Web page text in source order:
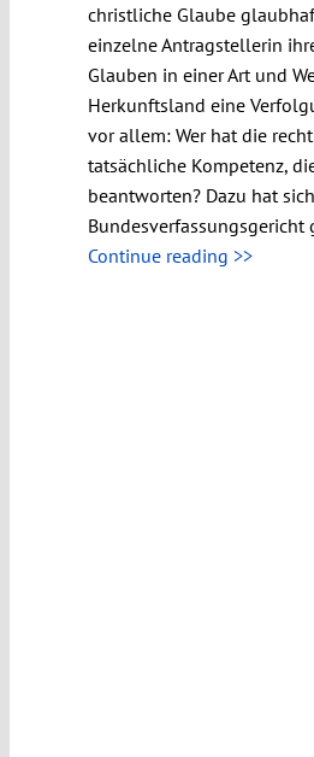
christliche Glaube
einzelne Antragstellerin
Glauben in einer Art und
Herkunftsland eine
vor allem: Wer hat die
tatsächliche Kompetenz,
beantworten? Dazu hat
Bundesverfassungsgericht
Continue reading >>